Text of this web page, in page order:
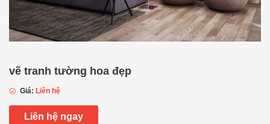
vẽ tranh tường hoa đẹp
Giá: Liên hệ
Liên hệ ngay